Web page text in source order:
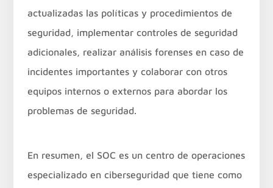
actualizadas las políticas y procedimientos de
seguridad, implementar controles de seguridad
adicionales, realizar análisis forenses en caso de
incidentes importantes y colaborar con otros
equipos internos o externos para abordar los
problemas de seguridad.
En resumen, el SOC es un centro de operaciones
especializado en ciberseguridad que tiene como